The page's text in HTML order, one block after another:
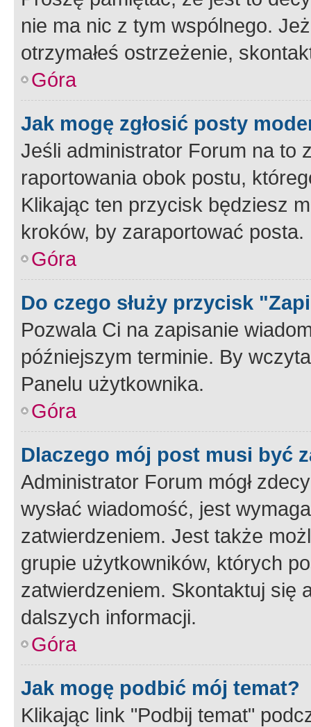
nie ma nic z tym wspólnego.
otrzymałeś ostrzeżenie,
Góra
Jak mogę zgłosić posty
Jeśli administrator Forum na to
raportowania obok postu,
Klikając ten przycisk będziesz
kroków, by zaraportować posta.
Góra
Do czego służy przycisk
Pozwala Ci na zapisanie
późniejszym terminie. By
Panelu użytkownika.
Góra
Dlaczego mój post musi być
Administrator Forum mógł
wysłać wiadomość, jest
zatwierdzeniem. Jest także
grupie użytkowników, których
zatwierdzeniem. Skontaktuj się
dalszych informacji.
Góra
Jak mogę podbić mój temat?
Klikając link "Podbij temat"